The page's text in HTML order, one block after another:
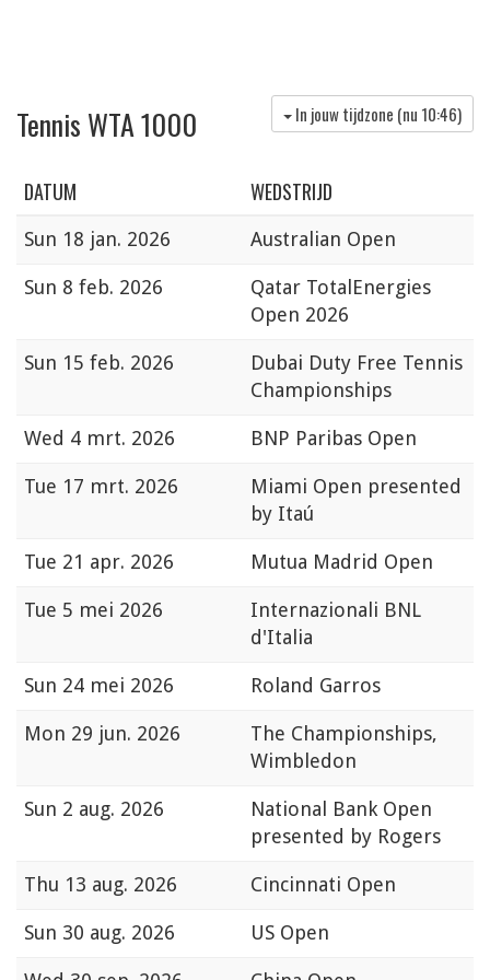
Tennis WTA 1000 In jouw tijdzone (nu 10:46)
DATUM WEDSTRIJD
Sun 18 jan. 2026 Australian Open
Sun 8 feb. 2026
Qatar TotalEnergies
Open 2026
Sun 15 feb. 2026
Dubai Duty Free Tennis
Championships
Wed 4 mrt. 2026 BNP Paribas Open
Tue 17 mrt. 2026
Miami Open presented
by Itaú
Tue 21 apr. 2026 Mutua Madrid Open
Tue 5 mei 2026
Internazionali BNL
d'Italia
Sun 24 mei 2026 Roland Garros
Mon 29 jun. 2026
The Championships,
Wimbledon
Sun 2 aug. 2026
National Bank Open
presented by Rogers
Thu 13 aug. 2026 Cincinnati Open
Sun 30 aug. 2026 US Open